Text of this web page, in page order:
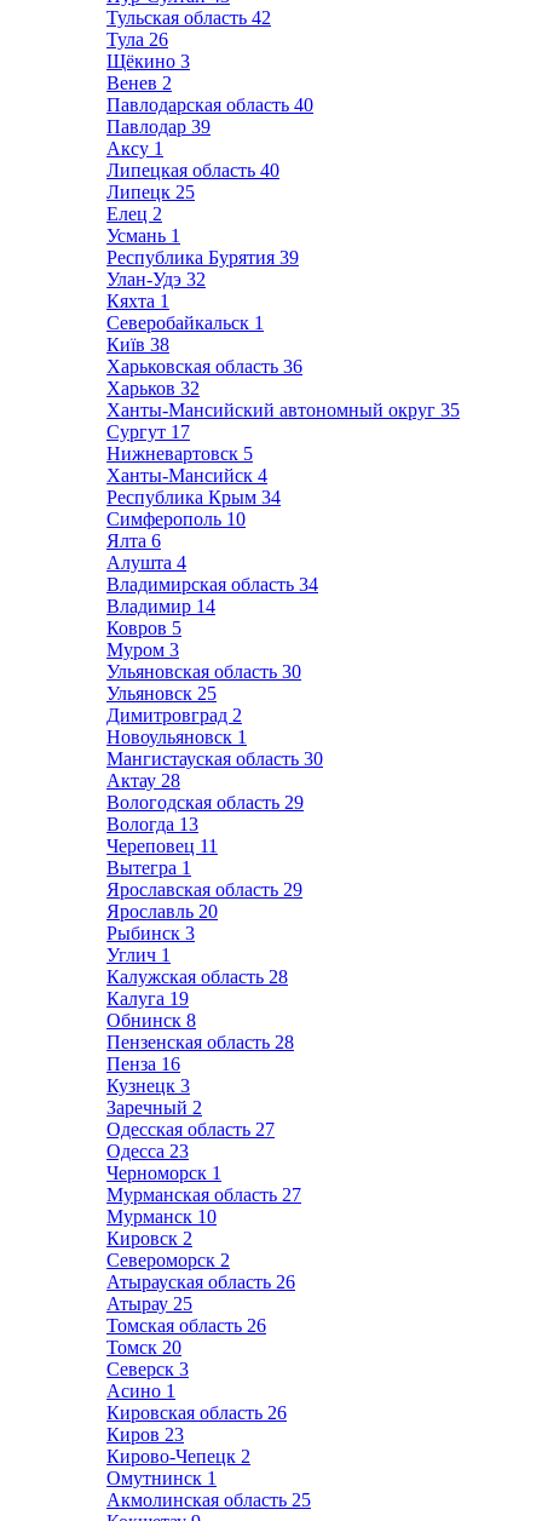
Тульская область 42
Тула 26
Щёкино 3
Венев 2
Павлодарская область 40
Павлодар 39
Аксу 1
Липецкая область 40
Липецк 25
Елец 2
Усмань 1
Республика Бурятия 39
Улан-Удэ 32
Кяхта 1
Северобайкальск 1
Київ 38
Харьковская область 36
Харьков 32
Ханты-Мансийский автономный округ 35
Сургут 17
Нижневартовск 5
Ханты-Мансийск 4
Республика Крым 34
Симферополь 10
Ялта 6
Алушта 4
Владимирская область 34
Владимир 14
Ковров 5
Муром 3
Ульяновская область 30
Ульяновск 25
Димитровград 2
Новоульяновск 1
Мангистауская область 30
Актау 28
Вологодская область 29
Вологда 13
Череповец 11
Вытегра 1
Ярославская область 29
Ярославль 20
Рыбинск 3
Углич 1
Калужская область 28
Калуга 19
Обнинск 8
Пензенская область 28
Пенза 16
Кузнецк 3
Заречный 2
Одесская область 27
Одесса 23
Черноморск 1
Мурманская область 27
Мурманск 10
Кировск 2
Североморск 2
Атырауская область 26
Атырау 25
Томская область 26
Томск 20
Северск 3
Асино 1
Кировская область 26
Киров 23
Кирово-Чепецк 2
Омутнинск 1
Акмолинская область 25